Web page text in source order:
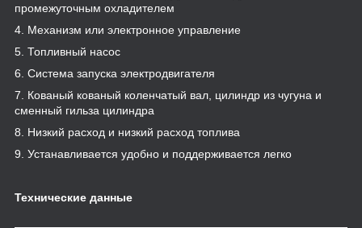
промежуточным охладителем
4. Механизм или электронное управление
5. Топливный насос
6. Система запуска электродвигателя
7. Кованый кованый коленчатый вал, цилиндр из чугуна и
сменный гильза цилиндра
8. Низкий расход и низкий расход топлива
9. Устанавливается удобно и поддерживается легко
Технические данные